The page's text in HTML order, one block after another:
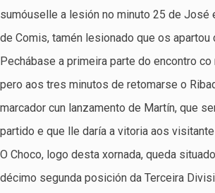
sumóuselle a lesión no minuto 25 de José
de Comis, tamén lesionado que os apartou
Pechábase a primeira parte do encontro co
pero aos tres minutos de retomarse o
marcador cun lanzamento de Martín, que
partido e que lle daría a vitoria aos
O Choco, logo desta xornada, queda
décimo segunda posición da Terceira